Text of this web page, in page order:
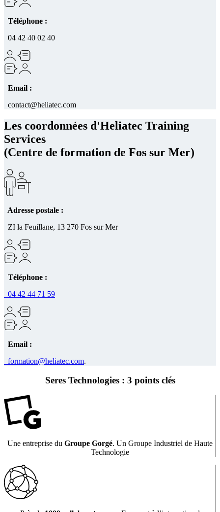
Téléphone :
04 42 40 02 40
Email :
contact@heliatec.com
Les coordonnées d'Heliatec Training
Services
(Centre de formation de Fos sur Mer)
Adresse postale :
ZI la Feuillane, 13 270 Fos sur Mer
Téléphone :
04 42 44 71 59
Email :
formation@heliatec.com.
Seres Technologies : 3 points clés
Une entreprise du Groupe Gorgé. Un Groupe Industriel de Haute
Technologie